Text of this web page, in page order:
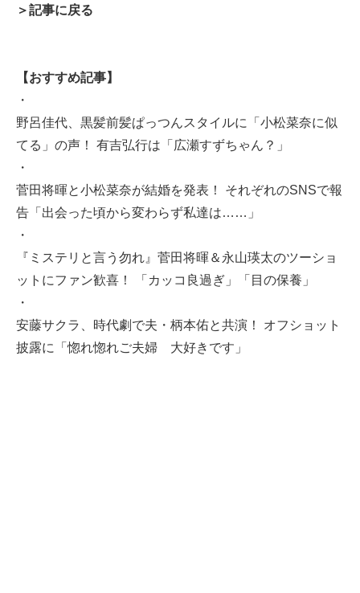
＞記事に戻る
【おすすめ記事】
・
野呂佳代、黒髪前髪ぱっつんスタイルに「小松菜奈に似
てる」の声！ 有吉弘行は「広瀬すずちゃん？」
・
菅田将暉と小松菜奈が結婚を発表！ それぞれのSNSで報
告「出会った頃から変わらず私達は……」
・
『ミステリと言う勿れ』菅田将暉＆永山瑛太のツーショ
ットにファン歓喜！ 「カッコ良過ぎ」「目の保養」
・
安藤サクラ、時代劇で夫・柄本佑と共演！ オフショット
披露に「惚れ惚れご夫婦 大好きです」